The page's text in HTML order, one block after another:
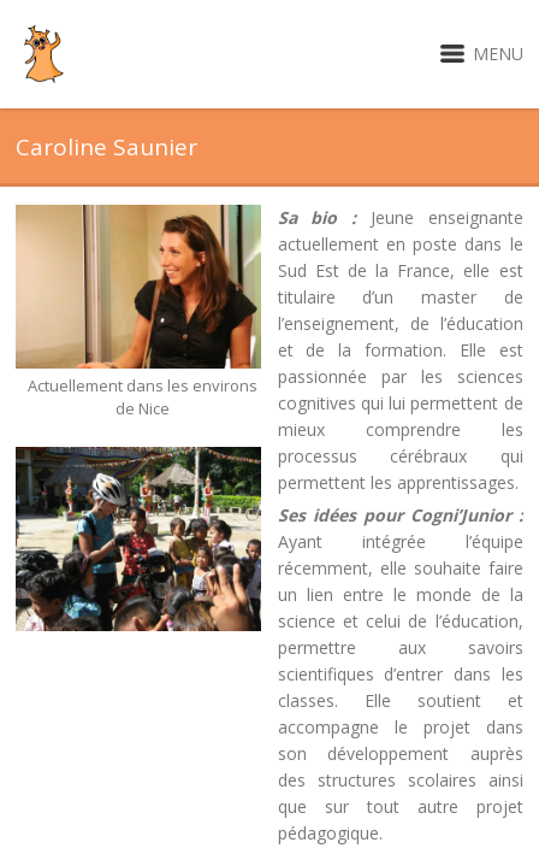
MENU
Caroline Saunier
Actuellement dans les environs
de Nice
Sa bio : Jeune enseignante
actuellement en poste dans le
Sud Est de la France, elle est
titulaire d’un master de
l’enseignement, de l’éducation
et de la formation. Elle est
passionnée par les sciences
cognitives qui lui permettent de
mieux comprendre les
processus cérébraux qui
permettent les apprentissages.
Ses idées pour Cogni’Junior :
Ayant intégrée l’équipe
récemment, elle souhaite faire
un lien entre le monde de la
science et celui de l’éducation,
permettre aux savoirs
scientifiques d’entrer dans les
classes. Elle soutient et
accompagne le projet dans
son développement auprès
des structures scolaires ainsi
que sur tout autre projet
pédagogique.